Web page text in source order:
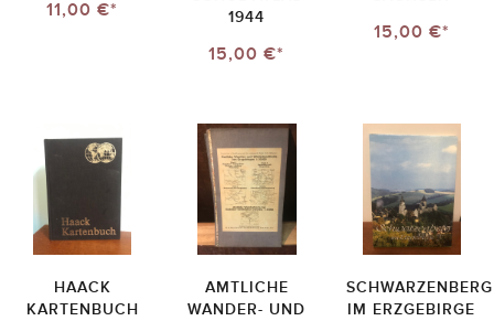
11,00 €*
1944
15,00 €*
15,00 €*
HAACK
KARTENBUCH
AMTLICHE
WANDER- UND
SCHWARZENBERG
IM ERZGEBIRGE